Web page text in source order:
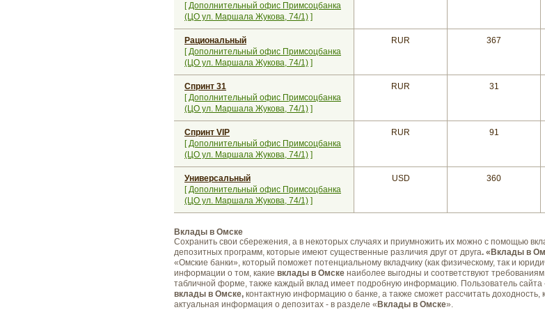
[Дополнительный офис Примсоцбанка
(ЦО ул. Маршала Жукова, 74/1) ]
Рациональный
[Дополнительный офис Примсоцбанка
(ЦО ул. Маршала Жукова, 74/1) ]
RUR 367
Спринт 31
[Дополнительный офис Примсоцбанка
(ЦО ул. Маршала Жукова, 74/1) ]
RUR 31
Спринт VIP
[Дополнительный офис Примсоцбанка
(ЦО ул. Маршала Жукова, 74/1) ]
RUR 91
Универсальный
[Дополнительный офис Примсоцбанка
(ЦО ул. Маршала Жукова, 74/1) ]
USD 360
Вклады в Омске
Сохранить свои сбережения, а в некоторых случаях и приумножить их можно с помощью
депозитных программ, которые имеют существенные различия друг от друга. «Вклады в
«Омские банки», который поможет потенциальному вкладчику (как физическому, так и
информации о том, какие вклады в Омске наиболее выгодны и соответствуют
табличной форме, также каждый вклад имеет подробную информацию. Пользователь
вклады в Омске, контактную информацию о банке, а также сможет рассчитать доходность,
актуальная информация о депозитах - в разделе « Вклады в Омске».